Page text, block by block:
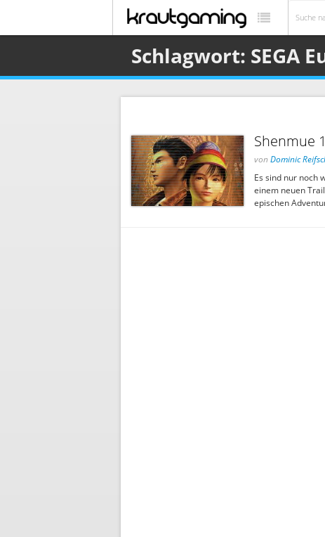
Schlagwort: SEGA
Shenmue
von Dominic
Es sind nur noch
einem neuen
epischen